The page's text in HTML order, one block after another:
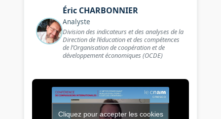
Éric CHARBONNIER
Analyste
Division des indicateurs et des analyses de la
Direction de l’éducation et des compétences
de l’Organisation de coopération et de
développement économiques (OCDE)
Cliquez pour accepter les cookies